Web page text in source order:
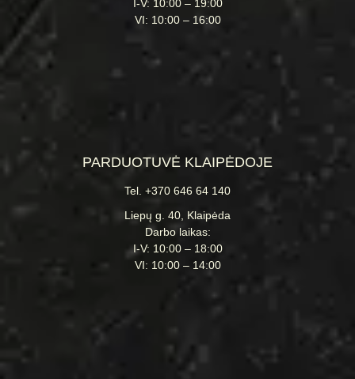
I-V: 10:00 – 19:00
VI: 10:00 – 16:00
PARDUOTUVĖ KLAIPĖDOJE
Tel. +370 646 64 140
Liepų g. 40, Klaipėda
Darbo laikas:
I-V: 10:00 – 18:00
VI: 10:00 – 14:00